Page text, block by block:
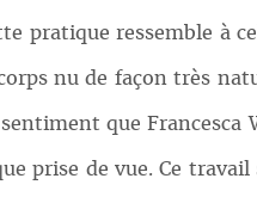
pratique ressemble à
nu de façon très
que Francesca
prise de vue. Ce